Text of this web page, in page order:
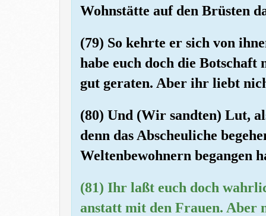
Wohnstätte auf den Brüsten
(79) So kehrte er sich von
habe euch doch die
gut geraten. Aber ihr liebt
(80) Und (Wir sandten) Lut,
denn das Abscheuliche
Weltenbewohnern begangen
(81) Ihr laßt euch doch
anstatt mit den Frauen. Aber